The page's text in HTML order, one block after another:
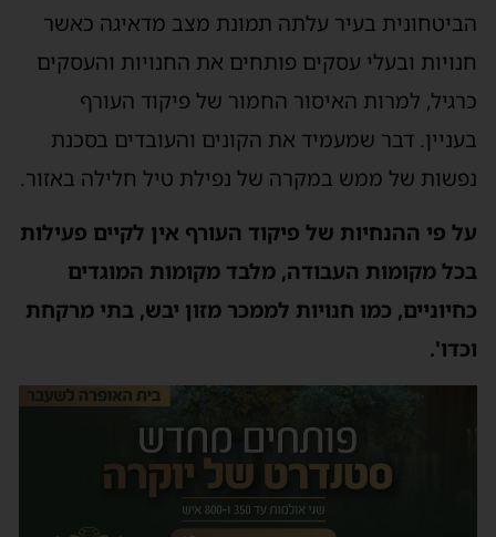
הביטחונית בעיר עלתה תמונת מצב מדאיגה כאשר
חנויות ובעלי עסקים פותחים את החנויות והעסקים
כרגיל, למרות האיסור החמור של פיקוד העורף
בעניין. דבר שמעמיד את הקונים והעובדים בסכנת
נפשות של ממש במקרה של נפילת טיל חלילה באזור.
על פי ההנחיות של פיקוד העורף אין לקיים פעילות
בכל מקומות העבודה, מלבד מקומות המוגדים
כחיוניים, כמו חנויות לממכר מזון יבש, בתי מרקחת
וכדו'.